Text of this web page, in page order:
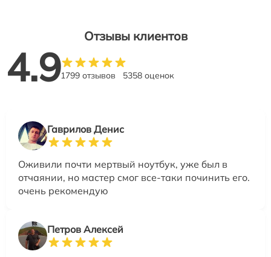
Отзывы клиентов
4.91799 отзывов 5358 оценок
Гаврилов Денис
Оживили почти мертвый ноутбук, уже был в
отчаянии, но мастер смог все-таки починить его.
очень рекомендую
Петров Алексей